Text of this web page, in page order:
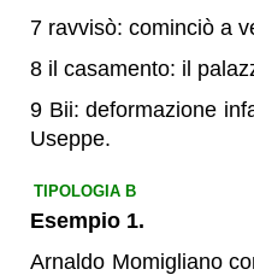
7 ravvisò: cominciò a
8 il casamento: il
9 Bii: deformazione
Useppe.
TIPOLOGIA B
Esempio 1.
Arnaldo Momigliano